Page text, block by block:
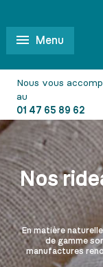
Menu
Nous vous
au
01 47 65 89 62
Nos
En matière
de gamme
manufactures